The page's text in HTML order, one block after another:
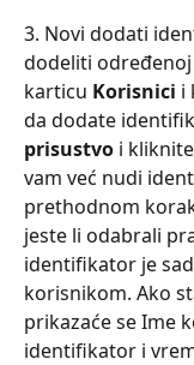
3. Novi dodati
dodeliti
karticu Korisnici i
da dodate
prisustvo i
vam već nudi
prethodnom
jeste li odabrali
identifikator je
korisnikom. Ako
prikazaće se Ime
identifikator i